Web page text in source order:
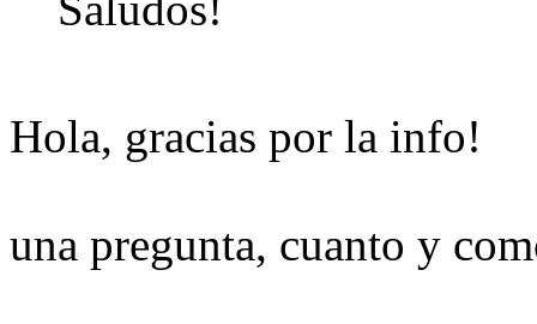
Hola, gracias por la info!
una pregunta, cuanto y